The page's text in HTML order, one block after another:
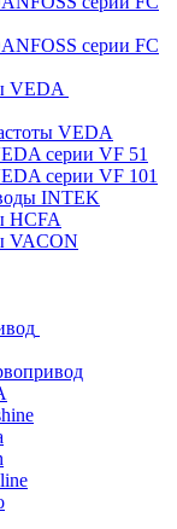
серии FC
VEDA
VEDA
серии VF 51
серии VF 101
INTEK
HCFA
VACON